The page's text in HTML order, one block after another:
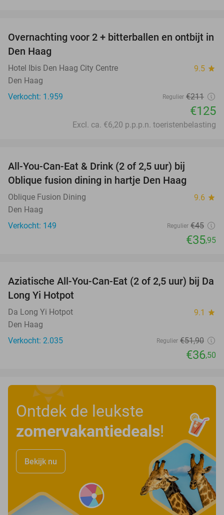
41%
Overnachting voor 2 + bitterballen en ontbijt in
Den Haag
Hotel Ibis Den Haag City Centre 9.5 star
Den Haag
Verkocht: 1.959
Regulier €211
€125
Excl. ca. €6,20 p.p.p.n. toeristenbelasting
All-You-Can-Eat & Drink (2 of 2,5 uur) bij
Oblique fusion dining in hartje Den Haag
Oblique Fusion Dining 9.6 star
Den Haag
Verkocht: 149
Regulier €45
€35,95
30%
Aziatische All-You-Can-Eat (2 of 2,5 uur) bij Da
Long Yi Hotpot
Da Long Yi Hotpot 9.1 star
Den Haag
Verkocht: 2.035
Regulier €51,90
€36,50
Ontdek de leukste
zomervakantiedeals!
Bekijk nu